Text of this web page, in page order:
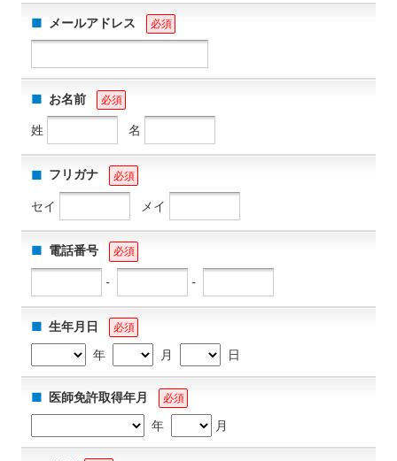
メールアドレス 必須
お名前 必須
姓 名
フリガナ 必須
セイ メイ
電話番号 必須
- -
生年月日 必須
年 月 日
医師免許取得年月 必須
年 月